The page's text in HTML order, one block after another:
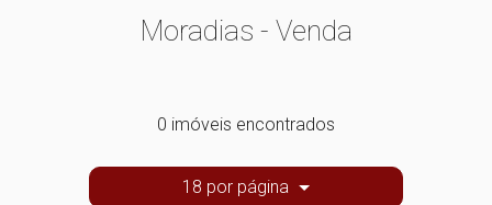
Moradias - Venda
0 imóveis encontrados
18 por página